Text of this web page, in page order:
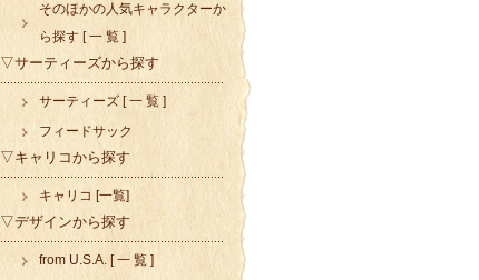
そのほかの人気キャラクターか
ら探す [ 一 覧 ]
▽サーティーズから探す
サーティーズ [ 一 覧 ]
フィードサック
▽キャリコから探す
キャリコ [一覧]
▽デザインから探す
from U.S.A. [ 一 覧 ]